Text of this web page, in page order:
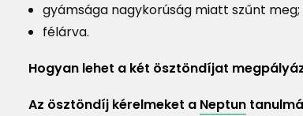
gyámsága nagykorúság miatt szűnt meg;
félárva.
Hogyan lehet a két ösztöndíjat
Az ösztöndíj kérelmeket a Neptun